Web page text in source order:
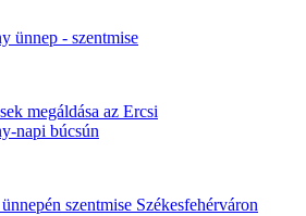
ünnep - szentmise
megáldása az Ercsi
napi búcsún
szentmise Székesfehérváron